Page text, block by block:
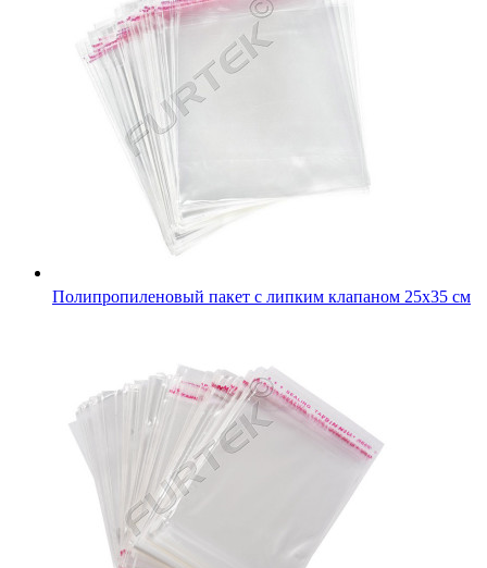
Полипропиленовый пакет с липким клапаном 25х35 см